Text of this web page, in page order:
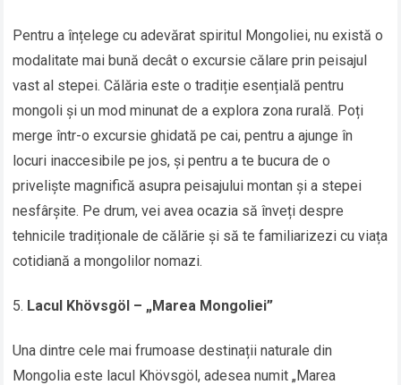
Pentru a înțelege cu adevărat spiritul Mongoliei, nu există o
modalitate mai bună decât o excursie călare prin peisajul
vast al stepei. Călăria este o tradiție esențială pentru
mongoli și un mod minunat de a explora zona rurală. Poți
merge într-o excursie ghidată pe cai, pentru a ajunge în
locuri inaccesibile pe jos, și pentru a te bucura de o
priveliște magnifică asupra peisajului montan și a stepei
nesfârșite. Pe drum, vei avea ocazia să înveți despre
tehnicile tradiționale de călărie și să te familiarizezi cu viața
cotidiană a mongolilor nomazi.
Lacul Khövsgöl – „Marea Mongoliei”
Una dintre cele mai frumoase destinații naturale din
Mongolia este lacul Khövsgöl, adesea numit „Marea